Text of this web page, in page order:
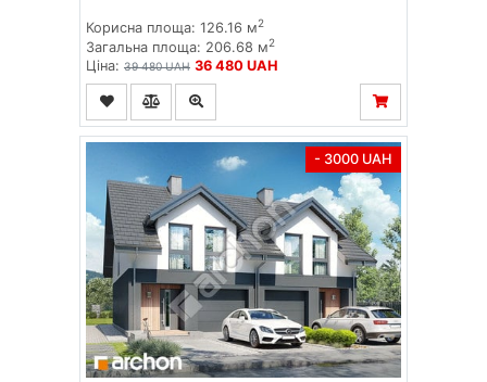
Корисна площа: 126.16 м2
Загальна площа: 206.68 м2
Ціна: 39 480 UAH 36 480 UAH
- 3000 UAH